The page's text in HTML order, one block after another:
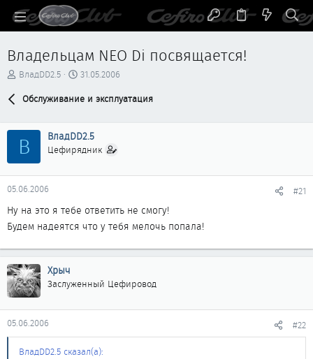
Владельцам NEO Di посвящается!
А
т
е
м
ы
ВладDD2.5
Д
т
а
ч
л
31.05.2006
Обслуживание и эксплуатация
В ВладDD2.5
Цефирядник
05.06.2006 #21
Ну на это я тебе ответить не смогу!
Будем надеятся что у тебя мелочь попала!
Хрыч
Заслуженный Цефировод
05.06.2006 #22
ВладDD2.5 сказал(а):